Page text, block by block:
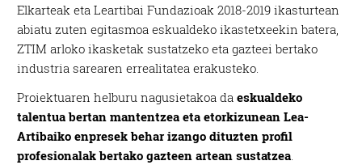
Elkarteak eta Leartibai Fundazioak 2018-2019 ikasturtean
abiatu zuten egitasmoa eskualdeko ikastetxeekin batera,
ZTIM arloko ikasketak sustatzeko eta gazteei bertako
industria sarearen errealitatea erakusteko.
Proiektuaren helburu nagusietakoa daeskualdeko
talentua bertan mantentzea eta etorkizunean Lea-
Artibaiko enpresek behar izango dituzten profil
profesionalak bertako gazteen artean sustatzea.